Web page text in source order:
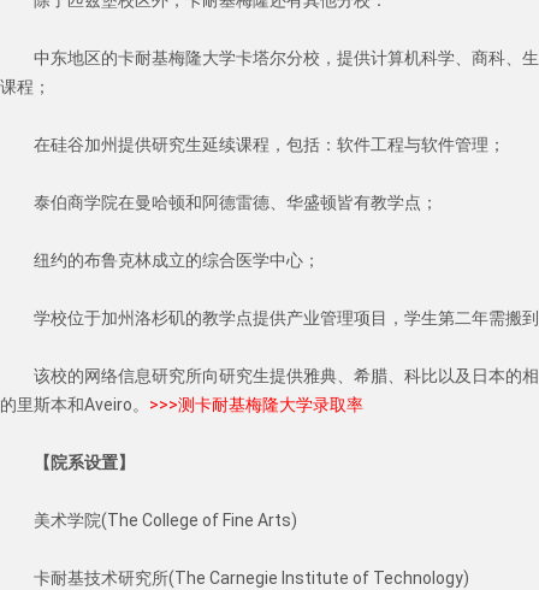
中东地区的卡耐基梅隆大学卡塔尔分校，提供计算机科学、商科、
课程；
在硅谷加州提供研究生延续课程，包括：软件工程与软件管理；
泰伯商学院在曼哈顿和阿德雷德、华盛顿皆有教学点；
纽约的布鲁克林成立的综合医学中心；
学校位于加州洛杉矶的教学点提供产业管理项目，学生第二年需搬
该校的网络信息研究所向研究生提供雅典、希腊、科比以及日本的
的里斯本和Aveiro。 >>>测卡耐基梅隆大学录取率
【院系设置】
美术学院(The College of Fine Arts)
卡耐基技术研究所(The Carnegie Institute of Technology)